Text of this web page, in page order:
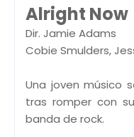
Alright Now
Dir. Jamie Adams
Cobie Smulders,
Una joven músico
tras romper con
banda de rock.